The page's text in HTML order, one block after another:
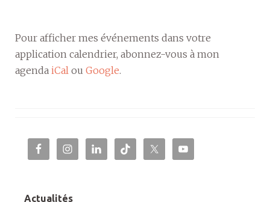
Pour afficher mes événements dans votre
application calendrier, abonnez-vous à mon
agenda iCal ou Google.
Actualités